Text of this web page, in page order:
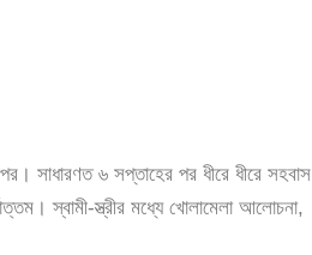
সাধারণত ৬ সপ্তাহের পর ধীরে ধীরে সহবাস
স্বামী-স্ত্রীর মধ্যে খোলামেলা আলোচনা,